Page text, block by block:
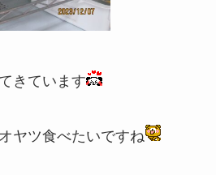
きています
ヤツ食べたいですね